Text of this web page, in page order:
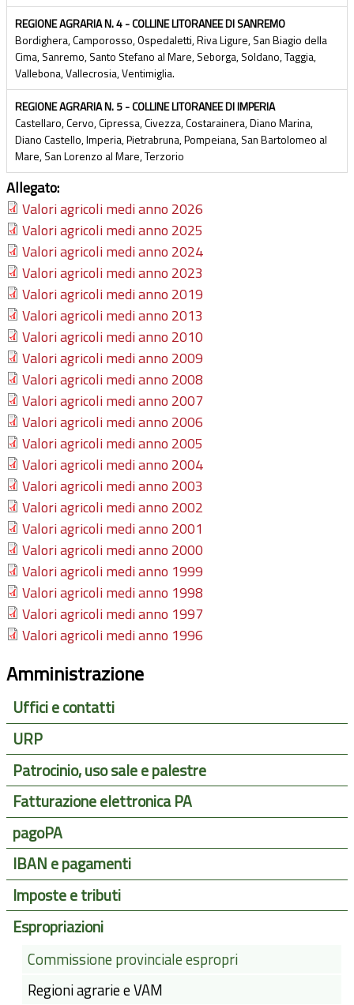
REGIONE AGRARIA N. 4 - COLLINE LITORANEE DI SANREMO
Bordighera, Camporosso, Ospedaletti, Riva Ligure, San Biagio della
Cima, Sanremo, Santo Stefano al Mare, Seborga, Soldano, Taggia,
Vallebona, Vallecrosia, Ventimiglia.
REGIONE AGRARIA N. 5 - COLLINE LITORANEE DI IMPERIA
Castellaro, Cervo, Cipressa, Civezza, Costarainera, Diano Marina,
Diano Castello, Imperia, Pietrabruna, Pompeiana, San Bartolomeo al
Mare, San Lorenzo al Mare, Terzorio
Allegato:
Valori agricoli medi anno 2026
Valori agricoli medi anno 2025
Valori agricoli medi anno 2024
Valori agricoli medi anno 2023
Valori agricoli medi anno 2019
Valori agricoli medi anno 2013
Valori agricoli medi anno 2010
Valori agricoli medi anno 2009
Valori agricoli medi anno 2008
Valori agricoli medi anno 2007
Valori agricoli medi anno 2006
Valori agricoli medi anno 2005
Valori agricoli medi anno 2004
Valori agricoli medi anno 2003
Valori agricoli medi anno 2002
Valori agricoli medi anno 2001
Valori agricoli medi anno 2000
Valori agricoli medi anno 1999
Valori agricoli medi anno 1998
Valori agricoli medi anno 1997
Valori agricoli medi anno 1996
Amministrazione
Uffici e contatti
URP
Patrocinio, uso sale e palestre
Fatturazione elettronica PA
pagoPA
IBAN e pagamenti
Imposte e tributi
Espropriazioni
Commissione provinciale espropri
Regioni agrarie e VAM